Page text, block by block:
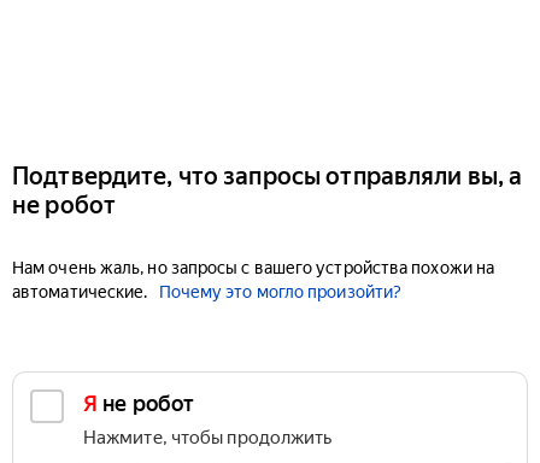
Подтвердите, что запросы отправляли вы, а
не робот
Нам очень жаль, но запросы с вашего устройства похожи на
автоматические.
Почему это могло произойти?
Я не робот
Нажмите, чтобы продолжить